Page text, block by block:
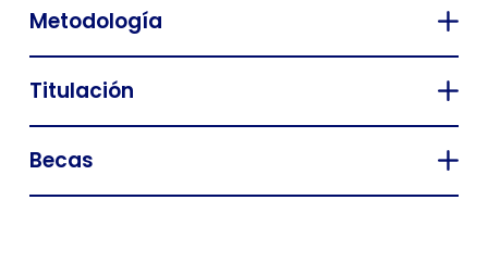
Metodología
Titulación
Becas